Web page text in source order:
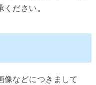
ださい。
像などにつきまして